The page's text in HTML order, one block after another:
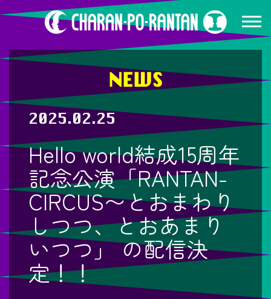
NEWS
2025.02.25
Hello world結成15周年
記念公演「RANTAN-
CIRCUS〜とおまわり
しつつ、とおあまり
いつつ」 の配信決
定！！